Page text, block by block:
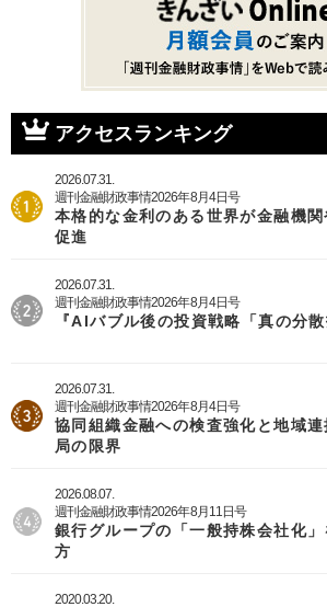
アクセスランキング
2026.07.31.
週刊金融財政事情2026年8月4日号
本格的な金利のある世界が金融機
促進
2026.07.31.
週刊金融財政事情2026年8月4日号
『AIバブル後の投資戦略「真の分
2026.07.31.
週刊金融財政事情2026年8月4日号
協同組織金融への検査強化と地域
局の限界
2026.08.07.
週刊金融財政事情2026年8月11日号
銀行グループの「一般持株会社化
方
2020.03.20.